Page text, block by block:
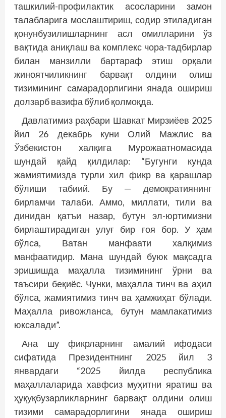
ташкилий-профилактик асосларини замон
талабларига мослаштириш, содир этиладиган
қонунбузилишларнинг асл омилларини ўз
вақтида аниқлаш ва комплекс чора-тадбирлар
билан манзилли бартараф этиш орқали
жиноятчиликнинг барвақт олдини олиш
тизимининг самарадорлигини янада ошириш
долзарб вазифа бўлиб қолмоқда.
Давлатимиз раҳбари Шавкат Мирзиёев 2025
йил 26 декабрь куни Олий Мажлис ва
Ўзбекистон халқига Мурожаатномасида
шундай қайд қилдилар: “Бугунги кунда
жамиятимизда турли хил фикр ва қарашлар
бўлиши табиий. Бу — демократиянинг
бирламчи талаби. Аммо, миллати, тили ва
динидан қатъи назар, бутун эл-юртимизни
бирлаштирадиган улуғ бир ғоя бор. У ҳам
бўлса, Ватан манфаати халқимиз
манфаатидир. Мана шундай буюк мақсадга
эришишда маҳалла тизимининг ўрни ва
таъсири беқиёс. Чунки, маҳалла тинч ва аҳил
бўлса, жамиятимиз тинч ва ҳамжиҳат бўлади.
Маҳалла ривожланса, бутун мамлакатимиз
юксалади”.
Ана шу фикрларнинг амалий ифодаси
сифатида Президентнинг 2025 йил 3
январдаги “2025 йилда республика
маҳаллаларида хавфсиз муҳитни яратиш ва
ҳуқуқбузарликларнинг барвақт олдини олиш
тизими самарадорлигини янада ошириш